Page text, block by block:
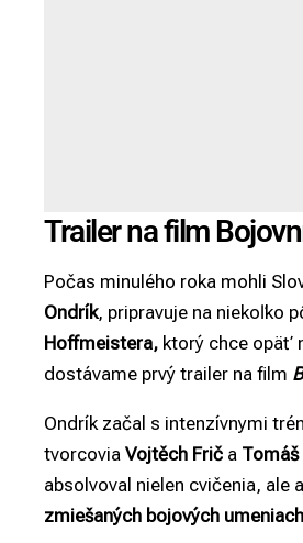
Trailer na film
Počas minulého roka mohli
Ondrík, pripravuje na niekoľko
Hoffmeistera, ktorý chce opäť
dostávame prvý trailer na film
Ondrík začal s intenzívnymi
tvorcovia Vojtěch Frič a Tomáš
absolvoval nielen cvičenia, ale
zmiešaných bojových umeniach